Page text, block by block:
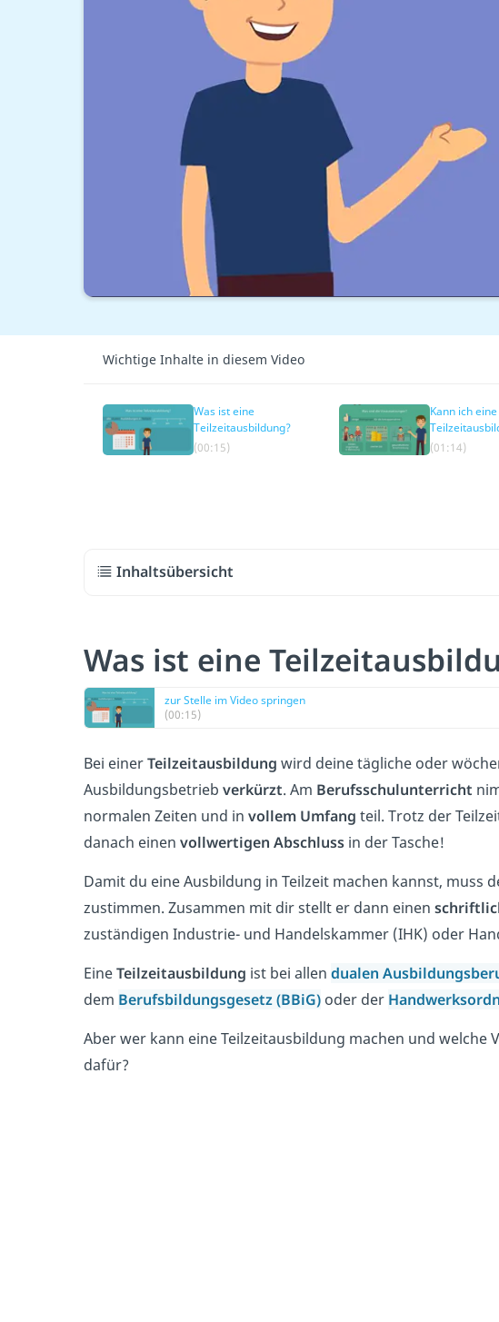
Wichtige Inhalte in diesem Video
Was ist eine
Teilzeitausbildung?
(00:15)
Kann ich eine
machen? —
(01:14)
Inhaltsübersicht
Was ist eine
zur Stelle im Video springen
(00:15)
Bei einerTeilzeitausbildung wird deine tägliche oder
Ausbildungsbetrieb verkürzt. Am Berufsschulunterricht
normalen Zeiten und in vollem Umfang teil. Trotz der
danach einen vollwertigen Abschluss in der Tasche!
Damit du eine Ausbildung in Teilzeit machen kannst, muss
zustimmen. Zusammen mit dir stellt er dann einen
zuständigen Industrie- und Handelskammer (IHK) oder
EineTeilzeitausbildung ist bei allen dualen
dem Berufsbildungsgesetz (BBiG) oder der
Aber wer kann eine Teilzeitausbildung machen und welche
dafür?